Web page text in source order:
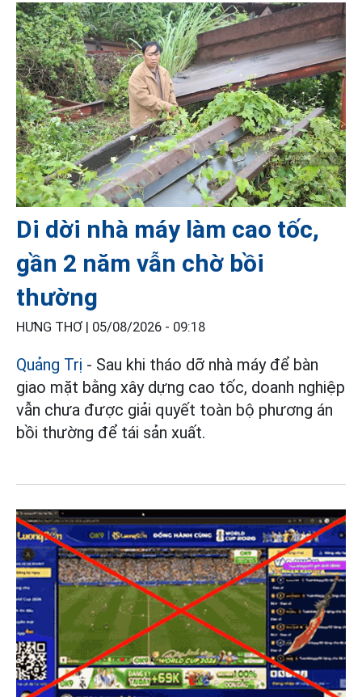
Di dời nhà máy làm cao tốc,
gần 2 năm vẫn chờ bồi
thường
HƯNG THƠ | 05/08/2026 - 09:18
Quảng Trị - Sau khi tháo dỡ nhà máy để bàn
giao mặt bằng xây dựng cao tốc, doanh nghiệp
vẫn chưa được giải quyết toàn bộ phương án
bồi thường để tái sản xuất.